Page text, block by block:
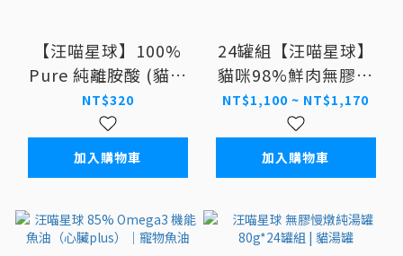
【汪喵星球】100%
Pure 純離胺酸 (貓咪
離胺酸) 50g #貓保健
NT$320
加入購物車
24罐組【汪喵星球】
貓咪98%鮮肉無膠主
食罐 80g
NT$1,100 ~ NT$1,170
加入購物車